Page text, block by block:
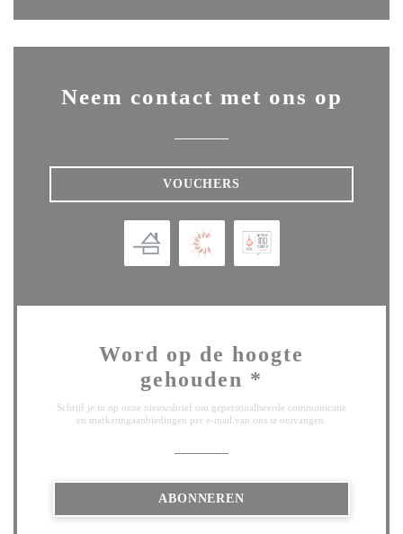
Neem contact met ons op
VOUCHERS
Word op de hoogte
gehouden *
Schrijf je in op onze nieuwsbrief om gepersonaliseerde communicatie
en marketingaanbiedingen per e-mail van ons te ontvangen.
ABONNEREN